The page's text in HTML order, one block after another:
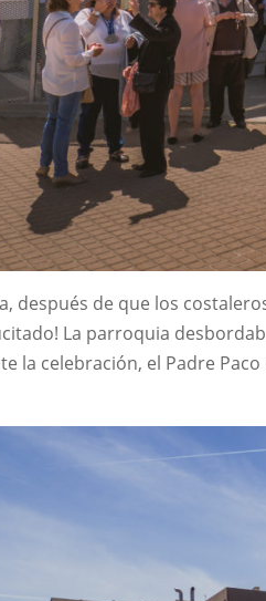
después de que los
La parroquia
la celebración, el Padre